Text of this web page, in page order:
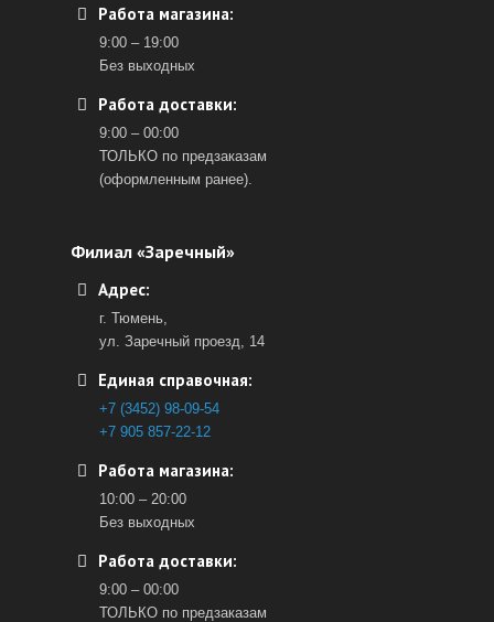
Работа магазина:
9:00 – 19:00
Без выходных
Работа доставки:
9:00 – 00:00
ТОЛЬКО по предзаказам
(оформленным ранее).
Филиал «Заречный»
Адрес:
г. Тюмень,
ул. Заречный проезд, 14
Единая справочная:
+7 (3452) 98-09-54
+7 905 857-22-12
Работа магазина:
10:00 – 20:00
Без выходных
Работа доставки:
9:00 – 00:00
ТОЛЬКО по предзаказам